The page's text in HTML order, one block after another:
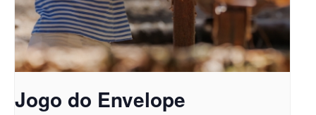
Jogo do Envelope